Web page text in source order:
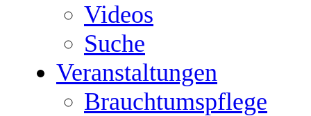
Videos
Suche
Veranstaltungen
Brauchtumspflege